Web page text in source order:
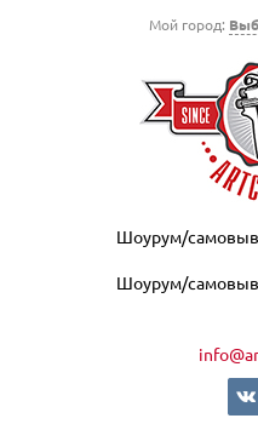
Мой город:
Шоурум/
Шоурум/